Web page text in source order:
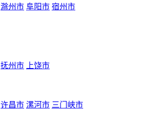
滁州市 阜阳市 宿州市
抚州市 上饶市
许昌市 漯河市 三门峡市